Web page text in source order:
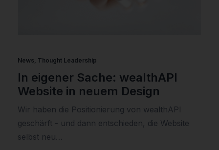
News, Thought Leadership
In eigener Sache: wealthAPI
Website in neuem Design
Wir haben die Positionierung von wealthAPI
geschärft - und dann entschieden, die Website
selbst neu…